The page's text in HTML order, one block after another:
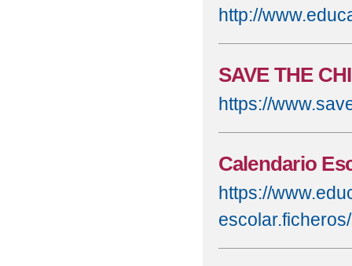
http://
SAVE THE
https://
Calendario
https://